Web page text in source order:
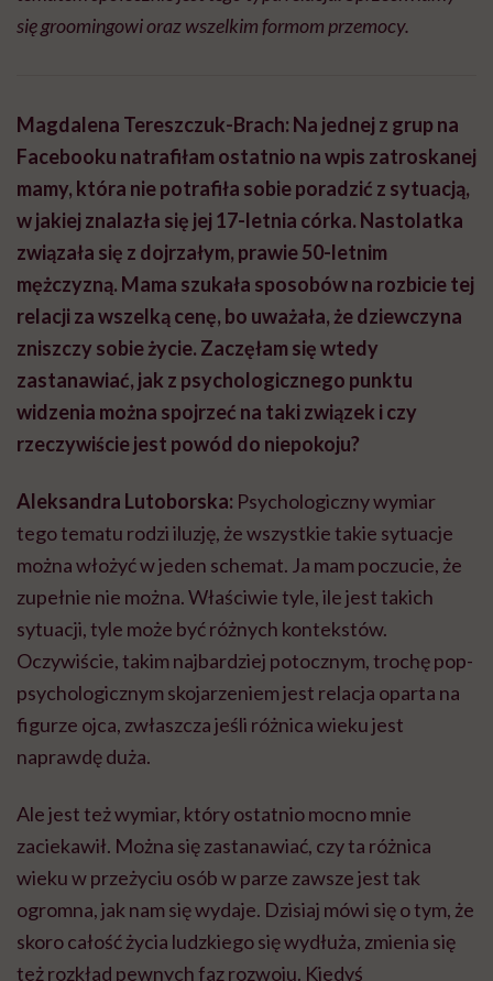
się groomingowi oraz wszelkim formom przemocy.
Magdalena Tereszczuk-Brach: Na jednej z grup na
Facebooku natrafiłam ostatnio na wpis zatroskanej
mamy, która nie potrafiła sobie poradzić z sytuacją,
w jakiej znalazła się jej 17-letnia córka. Nastolatka
związała się z dojrzałym, prawie 50-letnim
mężczyzną. Mama szukała sposobów na rozbicie tej
relacji za wszelką cenę, bo uważała, że dziewczyna
zniszczy sobie życie. Zaczęłam się wtedy
zastanawiać, jak z psychologicznego punktu
widzenia można spojrzeć na taki związek i czy
rzeczywiście jest powód do niepokoju?
Aleksandra Lutoborska: Psychologiczny wymiar
tego tematu rodzi iluzję, że wszystkie takie sytuacje
można włożyć w jeden schemat. Ja mam poczucie, że
zupełnie nie można. Właściwie tyle, ile jest takich
sytuacji, tyle może być różnych kontekstów.
Oczywiście, takim najbardziej potocznym, trochę pop-
psychologicznym skojarzeniem jest relacja oparta na
figurze ojca, zwłaszcza jeśli różnica wieku jest
naprawdę duża.
Ale jest też wymiar, który ostatnio mocno mnie
zaciekawił. Można się zastanawiać, czy ta różnica
wieku w przeżyciu osób w parze zawsze jest tak
ogromna, jak nam się wydaje. Dzisiaj mówi się o tym, że
skoro całość życia ludzkiego się wydłuża, zmienia się
też rozkład pewnych faz rozwoju. Kiedyś